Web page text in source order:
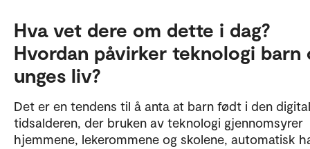
Hva vet dere om dette i dag?
Hvordan påvirker teknologi barn
unges liv?
Det er en tendens til å anta at barn født i den
tidsalderen, der bruken av teknologi gjennomsyrer
hjemmene, lekerommene og skolene, automatisk